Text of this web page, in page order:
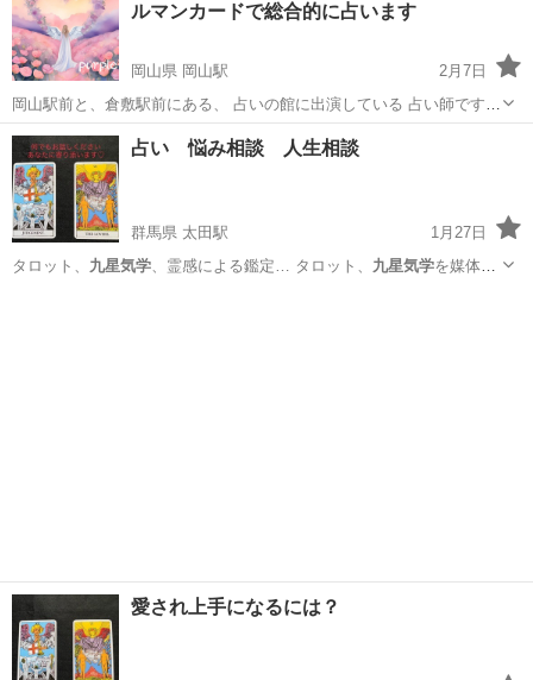
ルマンカードで総合的に占います
岡山県 岡山駅
2月7日
岡山駅前と、倉敷駅前にある、 占いの館に出演している 占い師です🔮
月曜は岡山店 木曜は倉敷店 時々、土曜にどちらか、で 出演していま
す🩷 知り合い以外の 鑑定歴は、10年です。 自分で言うのも...
岡山 岡山市 岡山駅 占い 九星気学
占い 悩み相談 人生相談
群馬県 太田駅
1月27日
タロット、 九星気学 、霊感による鑑定… タロット、 九星気学を媒体と
愛され上手になるには？